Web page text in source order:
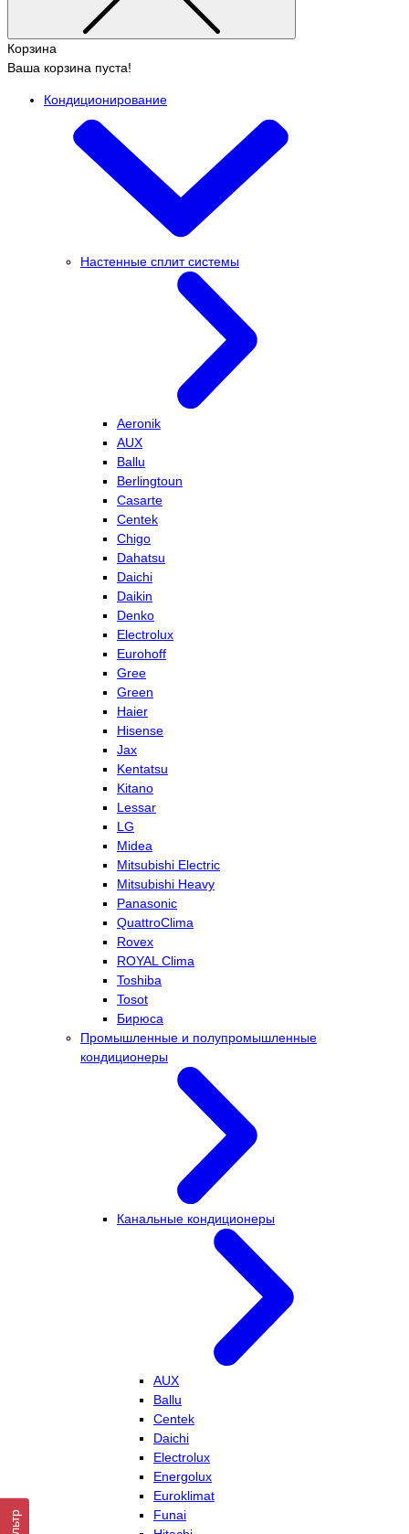
Корзина
Ваша корзина пуста!
Кондиционирование
Настенные сплит системы
Aeronik
AUX
Ballu
Berlingtoun
Casarte
Centek
Chigo
Dahatsu
Daichi
Daikin
Denko
Electrolux
Eurohoff
Gree
Green
Haier
Hisense
Jax
Kentatsu
Kitano
Lessar
LG
Midea
Mitsubishi Electric
Mitsubishi Heavy
Panasonic
QuattroClima
Rovex
ROYAL Clima
Toshiba
Tosot
Бирюса
Промышленные и полупромышленные
кондиционеры
Канальные кондиционеры
AUX
Ballu
Centek
Daichi
Electrolux
Energolux
Euroklimat
Funai